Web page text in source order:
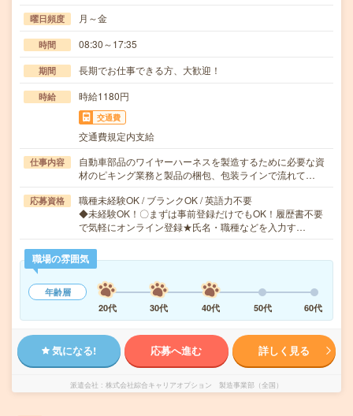
曜日頻度 月～金
時間 08:30～17:35
期間 長期でお仕事できる方、大歓迎！
時給 時給1180円
交通費
交通費規定内支給
仕事内容
自動車部品のワイヤーハーネスを製造するために必要な資
材のピキング業務と製品の梱包、包装ラインで流れて…
応募資格
職種未経験OK / ブランクOK / 英語力不要
◆未経験OK！〇まずは事前登録だけでもOK！履歴書不要
で気軽にオンライン登録★氏名・職種などを入力す…
職場の雰囲気
年齢層
20代
30代 40代 50代 60代
気になる! 応募へ進む 詳しく見る
派遣会社 株式会社綜合キャリアオプション 製造事業部（全国）